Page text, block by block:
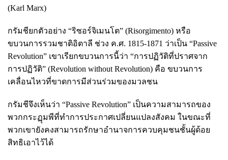
(Karl Marx)
กรัมชียกตัวอย่าง “ริซอร์จิเมนโต” (Risorgimento) หรือ
ขบวนการรวมชาติอิตาลี ช่วง ค.ศ. 1815-1871 ว่าเป็น “Passive
Revolution” เขาเรียกขบวนการนี้ว่า “การปฏิวัติที่ปราศจาก
การปฏิวัติ” (Revolution without Revolution) คือ ขบวนการ
เคลื่อนไหวที่ขาดการมีส่วนร่วมของมวลชน
กรัมชีจึงเห็นว่า “Passive Revolution” เป็นความสามารถของ
พวกกระฏุมพีที่ทำการประกาศเปลี่ยนแปลงสังคม ในขณะที่
พวกเขายังคงสามารถรักษาอำนาจการควบคุมชนชั้นผู้ด้อย
สิทธิเอาไว้ได้